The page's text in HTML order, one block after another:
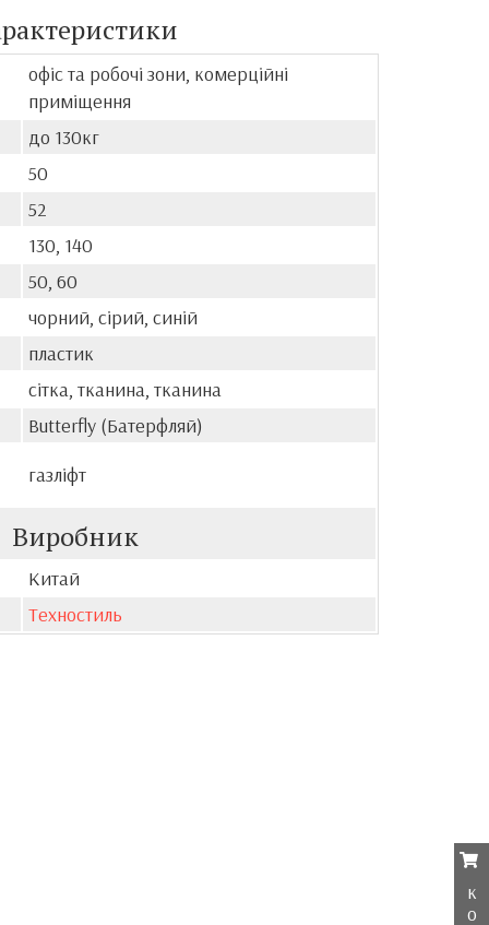
офіс та робочі зони, комерційні
приміщення
до 130кг
50
52
130, 140
50, 60
чорний, сірий, синій
пластик
сітка, тканина, тканина
Butterfly (Батерфляй)
газліфт
Виробник
Китай
Техностиль
к
о